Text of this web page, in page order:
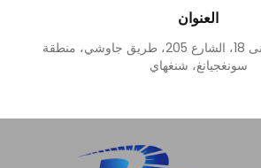
العنوان
الغرفة C108، المبنى 18، الشارع 205، طريق جاوشي، منطقة
سونغجيانغ، شنغهاي